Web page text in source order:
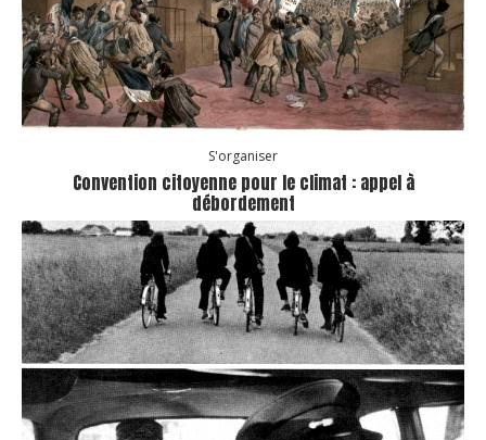
S'organiser
Convention citoyenne pour le climat : appel à
débordement